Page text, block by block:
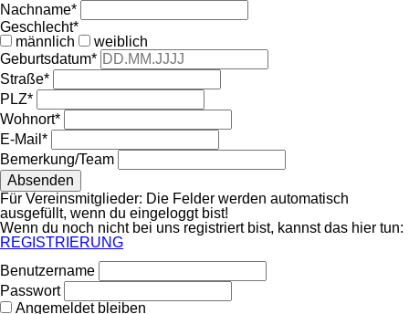
Pflichtfeld
Nachname*
Pflichtfeld
Geschlecht*
männlich
weiblich
Pflichtfeld
Geburtsdatum*
Pflichtfeld
Straße*
Pflichtfeld
PLZ*
Pflichtfeld
Wohnort*
Pflichtfeld
E-Mail *
Bemerkung/Team
Absenden
Für Vereinsmitglieder: Die Felder werden automatisch
ausgefüllt, wenn du eingeloggt bist!
Wenn du noch nicht bei uns registriert bist, kannst das hier tun:
REGISTRIERUNG
Benutzername
Passwort
Angemeldet bleiben